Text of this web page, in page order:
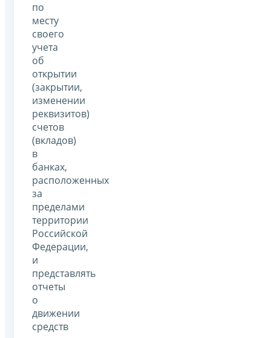
по
месту
своего
учета
об
открытии
(закрытии,
изменении
реквизитов)
счетов
(вкладов)
в
банках,
расположенных
за
пределами
территории
Российской
Федерации,
и
представлять
отчеты
о
движении
средств